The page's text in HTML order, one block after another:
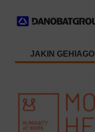
JAKIN GEHIAGO